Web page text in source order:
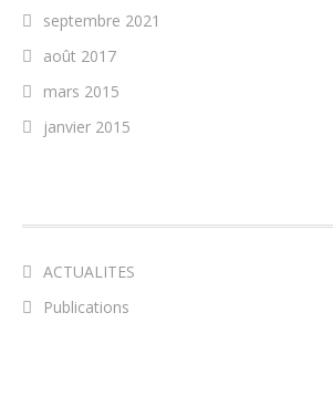
septembre 2021
août 2017
mars 2015
janvier 2015
ACTUALITES
Publications